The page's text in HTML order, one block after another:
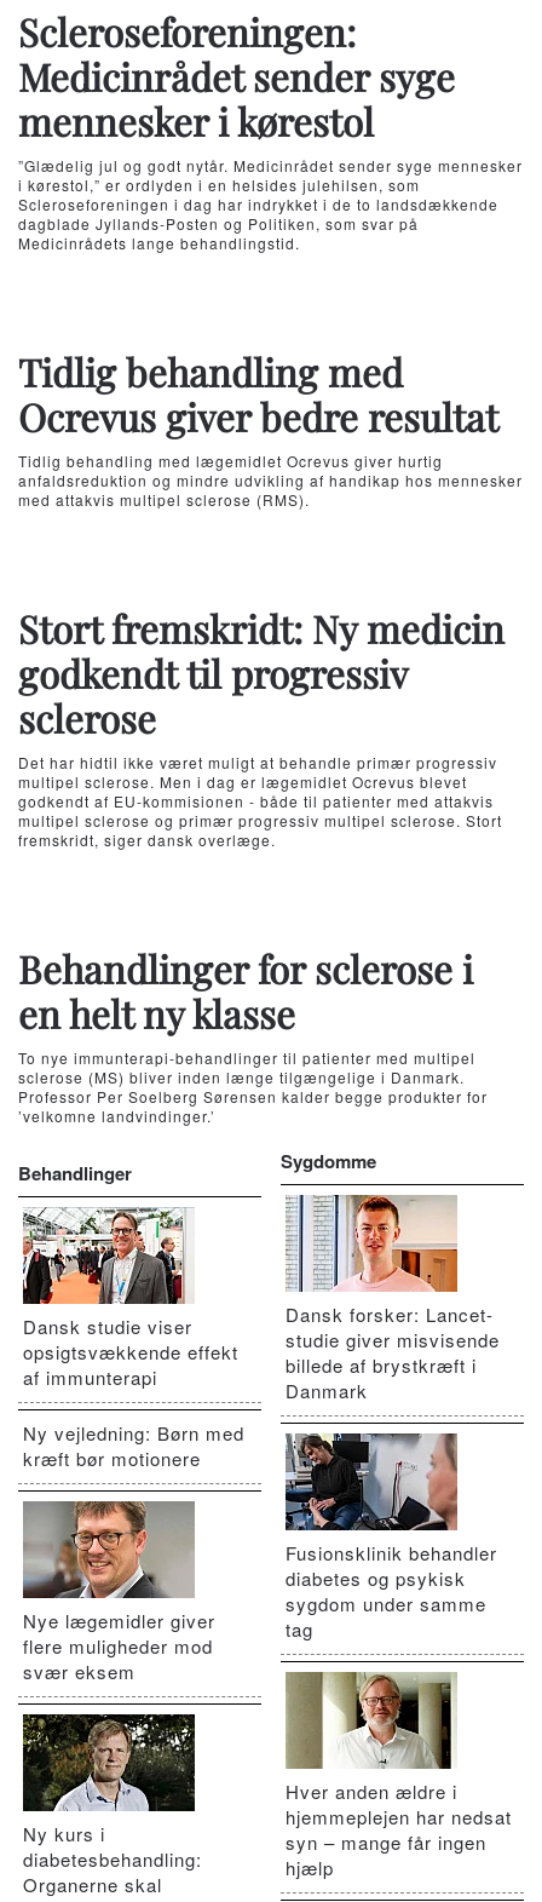
Scleroseforeningen:
Medicinrådet sender syge
mennesker i kørestol
”Glædelig jul og godt nytår. Medicinrådet sender syge mennesker
i kørestol,” er ordlyden i en helsides julehilsen, som
Scleroseforeningen i dag har indrykket i de to landsdækkende
dagblade Jyllands-Posten og Politiken, som svar på
Medicinrådets lange behandlingstid.
Tidlig behandling med
Ocrevus giver bedre resultat
Tidlig behandling med lægemidlet Ocrevus giver hurtig
anfaldsreduktion og mindre udvikling af handikap hos mennesker
med attakvis multipel sclerose (RMS).
Stort fremskridt: Ny medicin
godkendt til progressiv
sclerose
Det har hidtil ikke været muligt at behandle primær progressiv
multipel sclerose. Men i dag er lægemidlet Ocrevus blevet
godkendt af EU-kommisionen - både til patienter med attakvis
multipel sclerose og primær progressiv multipel sclerose. Stort
fremskridt, siger dansk overlæge.
Behandlinger for sclerose i
en helt ny klasse
To nye immunterapi-behandlinger til patienter med multipel
sclerose (MS) bliver inden længe tilgængelige i Danmark.
Professor Per Soelberg Sørensen kalder begge produkter for
’velkomne landvindinger.’
Behandlinger
Dansk studie viser
opsigtsvækkende effekt
af immunterapi
Ny vejledning: Børn med
kræft bør motionere
Nye lægemidler giver
flere muligheder mod
svær eksem
Ny kurs i
diabetesbehandling:
Organerne skal
Sygdomme
Dansk forsker: Lancet-
studie giver misvisende
billede af brystkræft i
Danmark
Fusionsklinik behandler
diabetes og psykisk
sygdom under samme
tag
Hver anden ældre i
hjemmeplejen har nedsat
syn – mange får ingen
hjælp